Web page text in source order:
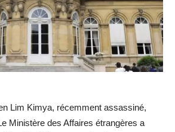
Lim Kimya, récemment assassiné,
Ministère des Affaires étrangères a